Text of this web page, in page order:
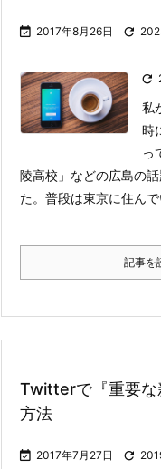
 2017年8月26日 

私
時
っ
陵高校」などの広島の
た。 普段は東京に住ん
記事を
Twitterで『重要な
方法
 2017年7月27日 